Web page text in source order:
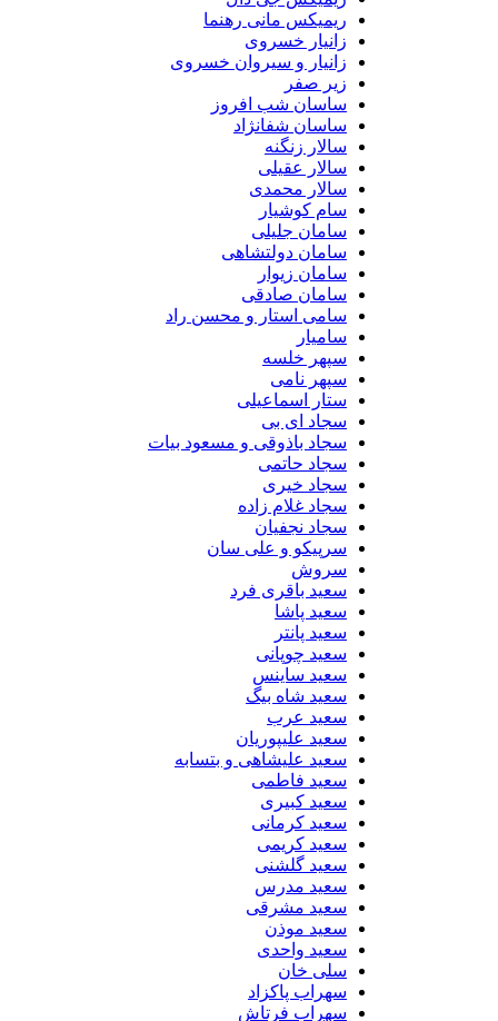
ریمیکس مانی رهنما
زانیار خسروی
زانیار و سیروان خسروی
زیر صفر
ساسان شب افروز
ساسان شفانژاد
سالار زنگنه
سالار عقیلی
سالار محمدی
سام کوشیار
سامان جلیلی
سامان دولتشاهی
سامان زیوار
سامان صادقی
سامی استار و محسن راد
سامیار
سپهر خلسه
سپهر نامی
ستار اسماعیلی
سجاد ای بی
سجاد باذوقی و مسعود بیات
سجاد حاتمی
سجاد خیری
سجاد غلام زاده
سجاد نجفیان
سرپیکو و علی سان
سروش
سعید باقری فرد
سعید پاشا
سعید پانتر
سعید چوپانی
سعید ساینس
سعید شاه بیگ
سعید عرب
سعید علیپوریان
سعید علیشاهی و بتسابه
سعید فاطمی
سعید کبیری
سعید کرمانی
سعید کریمی
سعید گلشنی
سعید مدرس
سعید مشرقی
سعید موذن
سعید واحدی
سلی خان
سهراب پاکزاد
سهراب فرتاش